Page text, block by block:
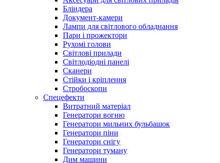
Бліндера
Документ-камери
Лампи для світлового обладнання
Пари і прожектори
Рухомі голови
Світлові прилади
Світлодіодні панелі
Сканери
Стійки і кріплення
Стробоскопи
Спецефекти
Витратний матеріал
Генератори вогню
Генератори мильних бульбашок
Генератори піни
Генератори снігу
Генератори туману
Дим машини